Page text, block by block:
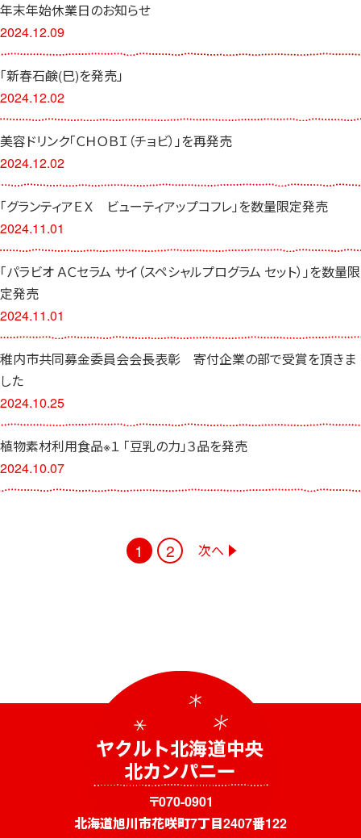
お問い合わせ
年末年始休業日のお知らせ
2024.12.09
「新春石鹸(巳)を発売」
2024.12.02
美容ドリンク「ＣＨＯＢＩ（チョビ）」を再発売
2024.12.02
「グランティアＥＸ ビューティアップコフレ」を数量限定発売
2024.11.01
「パラビオ ＡＣセラム サイ（スペシャルプログラム セット）」を数量限
定発売
2024.11.01
稚内市共同募金委員会会長表彰 寄付企業の部で受賞を頂きま
した
2024.10.25
植物素材利用食品※１ 「豆乳の力」３品を発売
2024.10.07
1 2 次へ
〒070-0901
北海道旭川市花咲町7丁目2407番122